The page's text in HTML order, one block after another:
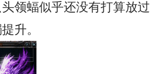
领蝠似乎还没有打算放
升。